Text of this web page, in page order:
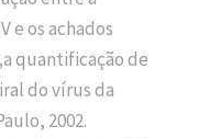
e os achados
quantificação de
do vírus da
2002.